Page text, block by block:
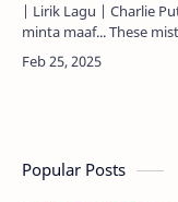
| Lirik Lagu | Charlie Puth -
minta maaf... These mistakes, I've made my fair share.
Kesalahan-kesalahan
…
Popular Posts